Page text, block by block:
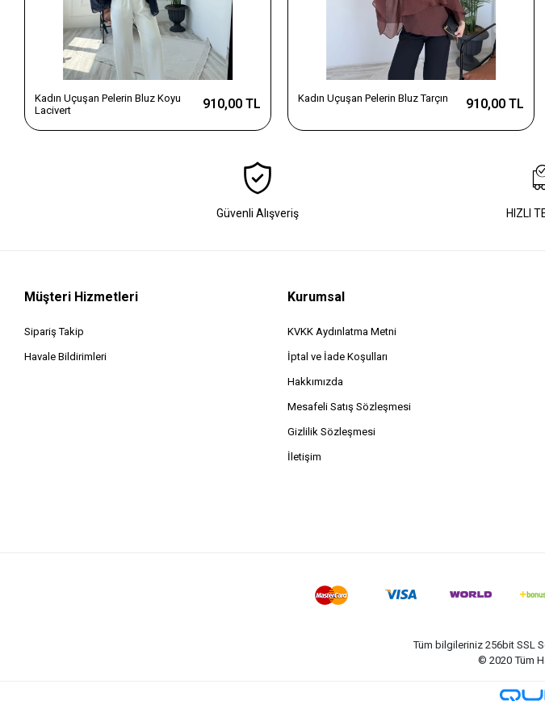
Kadın Uçuşan Pelerin Bluz Koyu
Lacivert
910,00 TL Kadın Uçuşan Pelerin Bluz Tarçın 910,00 TL
Güvenli Alışveriş HIZLI
Müşteri Hizmetleri
Sipariş Takip
Havale Bildirimleri
Kurumsal
KVKK Aydınlatma Metni
İptal ve İade Koşulları
Hakkımızda
Mesafeli Satış Sözleşmesi
Gizlilik Sözleşmesi
İletişim
Tüm bilgileriniz 256bit SSL
© 2020Tüm